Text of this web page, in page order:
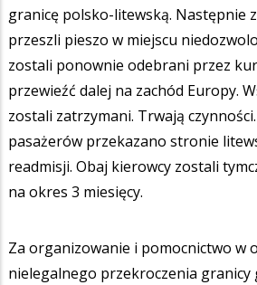
granicę polsko-litewską. Następnie
przeszli pieszo w miejscu
zostali ponownie odebrani przez
przewieźć dalej na zachód Europy.
zostali zatrzymani. Trwają
pasażerów przekazano stronie
readmisji. Obaj kierowcy zostali
na okres 3 miesięcy.
Za organizowanie i pomocnictwo w
nielegalnego przekroczenia granicy